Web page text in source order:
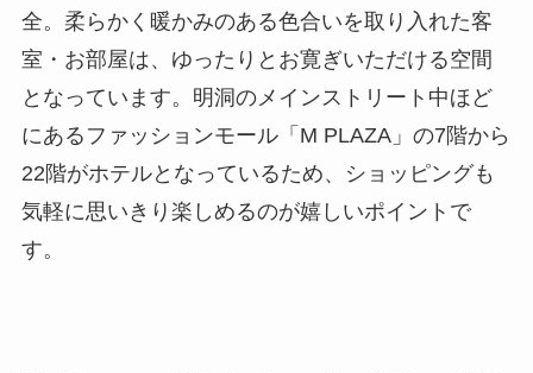
全。柔らかく暖かみのある色合いを取り入れた客
室・お部屋は、ゆったりとお寛ぎいただける空間
となっています。明洞のメインストリート中ほど
にあるファッションモール「M PLAZA」の7階から
22階がホテルとなっているため、ショッピングも
気軽に思いきり楽しめるのが嬉しいポイントで
す。